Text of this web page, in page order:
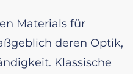
Materials für
deren Optik,
Klassische